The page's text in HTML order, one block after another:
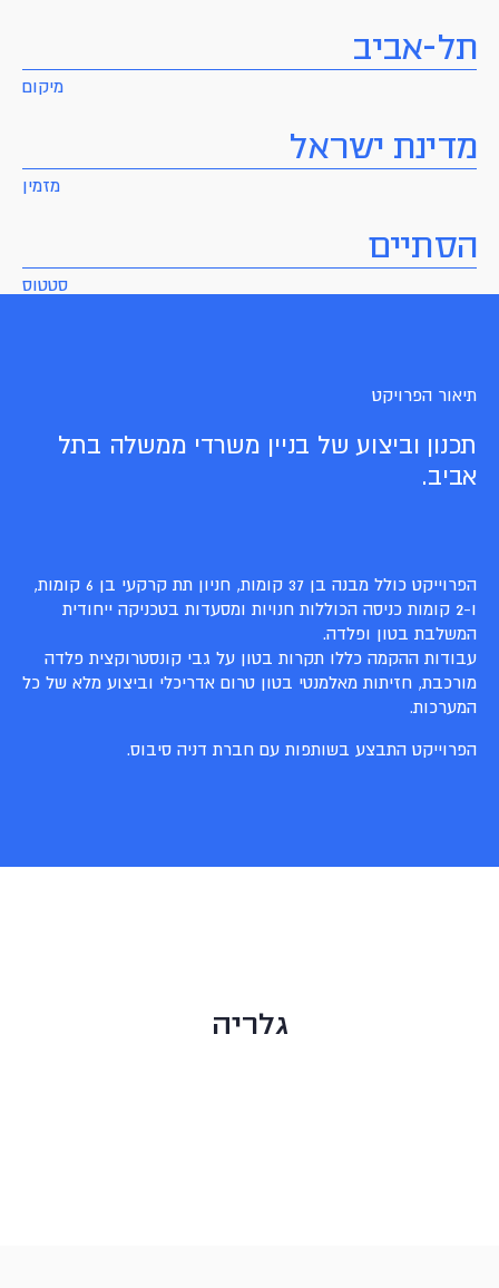
תל-אביב
מיקום
מדינת ישראל
מזמין
הסתיים
סטטוס
תיאור הפרויקט
תכנון וביצוע של בניין משרדי ממשלה בתל
אביב.
הפרוייקט כולל מבנה בן 37 קומות, חניון תת קרקעי בן 6 קומות,
ו-2 קומות כניסה הכוללות חנויות ומסעדות בטכניקה ייחודית
המשלבת בטון ופלדה.
עבודות ההקמה כללו תקרות בטון על גבי קונסטרוקצית פלדה
מורכבת, חזיתות מאלמנטי בטון טרום אדריכלי וביצוע מלא של כל
המערכות.
הפרוייקט התבצע בשותפות עם חברת דניה סיבוס.
גלריה